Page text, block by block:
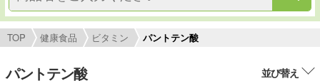
TOP 健康食品 ビタミン パントテン酸
パントテン酸 並び替え